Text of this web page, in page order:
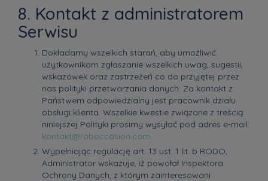
8. Kontakt z administratorem
Serwisu
Dokładamy wszelkich starań, aby umożliwić
użytkownikom zgłaszanie wszelkich uwag, sugestii,
wskazówek oraz zastrzeżeń co do przyjętej przez
nas polityki przetwarzania danych. Za kontakt z
Państwem odpowiedzialny jest pracownik działu
obsługi klienta. Wszelkie kwestie związane z treścią
niniejszej Polityki prosimy wysyłać pod adres e-mail:
kontakt@roboccasion.com.
Wypełniając regulację art. 13 ust. 1 lit. b RODO,
Administrator wskazuje, iż powołał Inspektora
Ochrony Danych, z którym zainteresowani